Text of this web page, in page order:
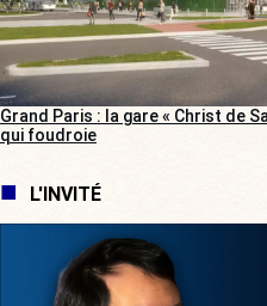
Grand Paris : la gare « Christ de
qui foudroie
L'INVITÉ